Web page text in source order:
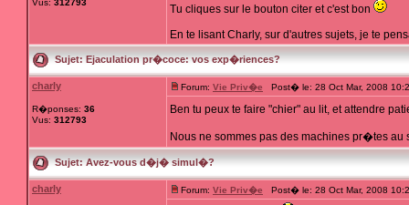
Vus: 312793
Tu cliques sur le bouton citer et c'est bon
En te lisant Charly, sur d'autres sujets, je te
Sujet:Ejaculation pr�coce: vos exp�riences?
charly
R�ponses: 36
Vus: 312793
Forum: Vie Priv�e Post� le: 28 Oct Mar, 2008
Ben tu peux te faire "chier" au lit, et attendre
Nous ne sommes pas des machines pr�tes au
Sujet:Avez-vous d�j� simul�?
charly Forum: Vie Priv�e Post� le: 28 Oct Mar, 2008